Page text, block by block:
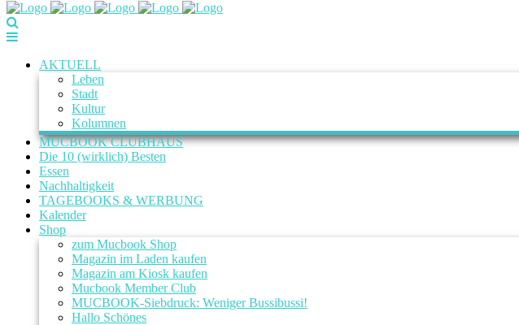
AKTUELL
Leben
Stadt
Kultur
Kolumnen
MUCBOOK CLUBHAUS
Die 10 (wirklich) Besten
Essen
Nachhaltigkeit
TAGEBOOKS & WERBUNG
Kalender
Shop
zum Mucbook Shop
Magazin im Laden kaufen
Magazin am Kiosk kaufen
Mucbook Member Club
MUCBOOK-Siebdruck: Weniger Bussibussi!
Hallo Schönes